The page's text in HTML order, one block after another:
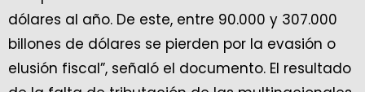
dólares al año. De este, entre 90.000 y 307.000
billones de dólares se pierden por la evasión o
elusión fiscal”, señaló el documento. El resultado